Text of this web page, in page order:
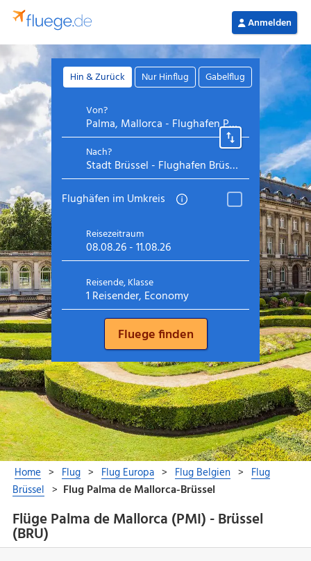
Flüge Palma de Mallorca (PMI) - Brüssel
(BRU)